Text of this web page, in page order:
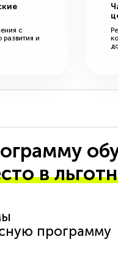
с
и
в
программу